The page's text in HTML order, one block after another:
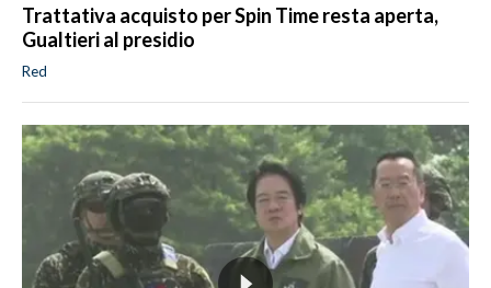
Trattativa acquisto per Spin Time resta aperta,
Gualtieri al presidio
Red